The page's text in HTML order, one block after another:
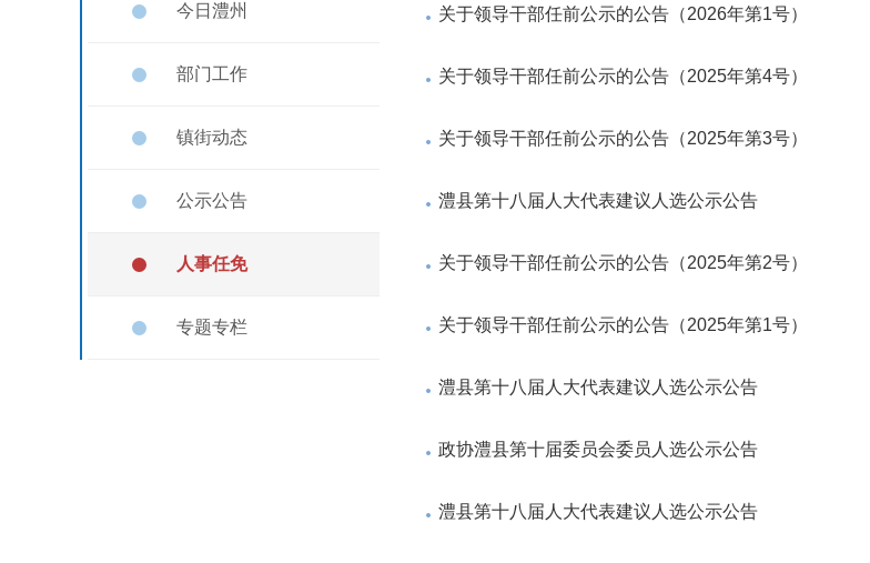
今日澧州
部门工作
镇街动态
公示公告
人事任免
专题专栏
关于领导干部任前公示的公告（2026年第1号）
关于领导干部任前公示的公告（2025年第4号）
关于领导干部任前公示的公告（2025年第3号）
澧县第十八届人大代表建议人选公示公告
关于领导干部任前公示的公告（2025年第2号）
关于领导干部任前公示的公告（2025年第1号）
澧县第十八届人大代表建议人选公示公告
政协澧县第十届委员会委员人选公示公告
澧县第十八届人大代表建议人选公示公告